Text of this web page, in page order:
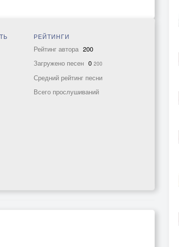
РЕЙТИНГИ
Рейтинг автора 200
Загружено песен 0 200
Средний рейтинг песни
Всего прослушиваний